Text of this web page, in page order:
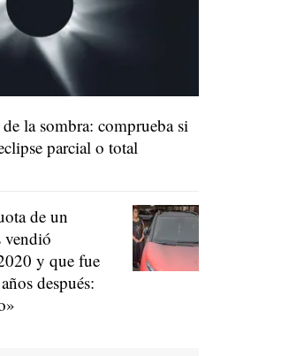
la sombra: comprueba si
parcial o total
de un
vendió
y que fue
después: